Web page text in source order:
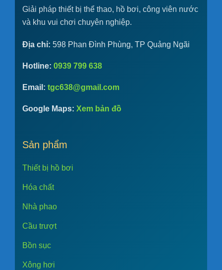
Giải pháp thiết bị thể thao, hồ bơi, công viên nước
và khu vui chơi chuyên nghiệp.
Địa chỉ: 598 Phan Đình Phùng, TP Quảng Ngãi
Hotline: 0939 799 638
Email: tgc638@gmail.com
Google Maps: Xem bản đồ
Sản phẩm
Thiết bị hồ bơi
Hóa chất
Nhà phao
Cầu trượt
Bồn sục
Xông hơi